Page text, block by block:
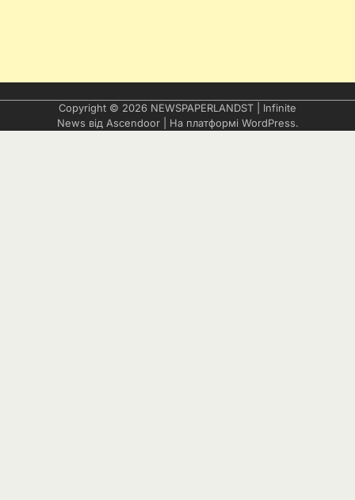
Copyright © 2026 NEWSPAPERLANDST | Infinite
News від Ascendoor| На платформі WordPress.